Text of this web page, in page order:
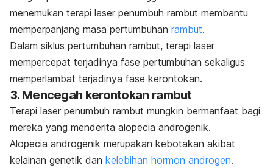
menemukan terapi laser penumbuh rambut membantu
memperpanjang masa pertumbuhan rambut.
Dalam siklus pertumbuhan rambut, terapi laser
mempercepat terjadinya fase pertumbuhan sekaligus
memperlambat terjadinya fase kerontokan.
3. Mencegah kerontokan rambut
Terapi laser penumbuh rambut mungkin bermanfaat bagi
mereka yang menderita alopecia androgenik.
Alopecia androgenik merupakan kebotakan akibat
kelainan genetik dan kelebihan hormon androgen.